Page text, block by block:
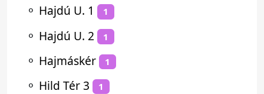
⚬ Hajdú U. 1 1
⚬ Hajdú U. 2 1
⚬ Hajmáskér 1
⚬ Hild Tér 3 1